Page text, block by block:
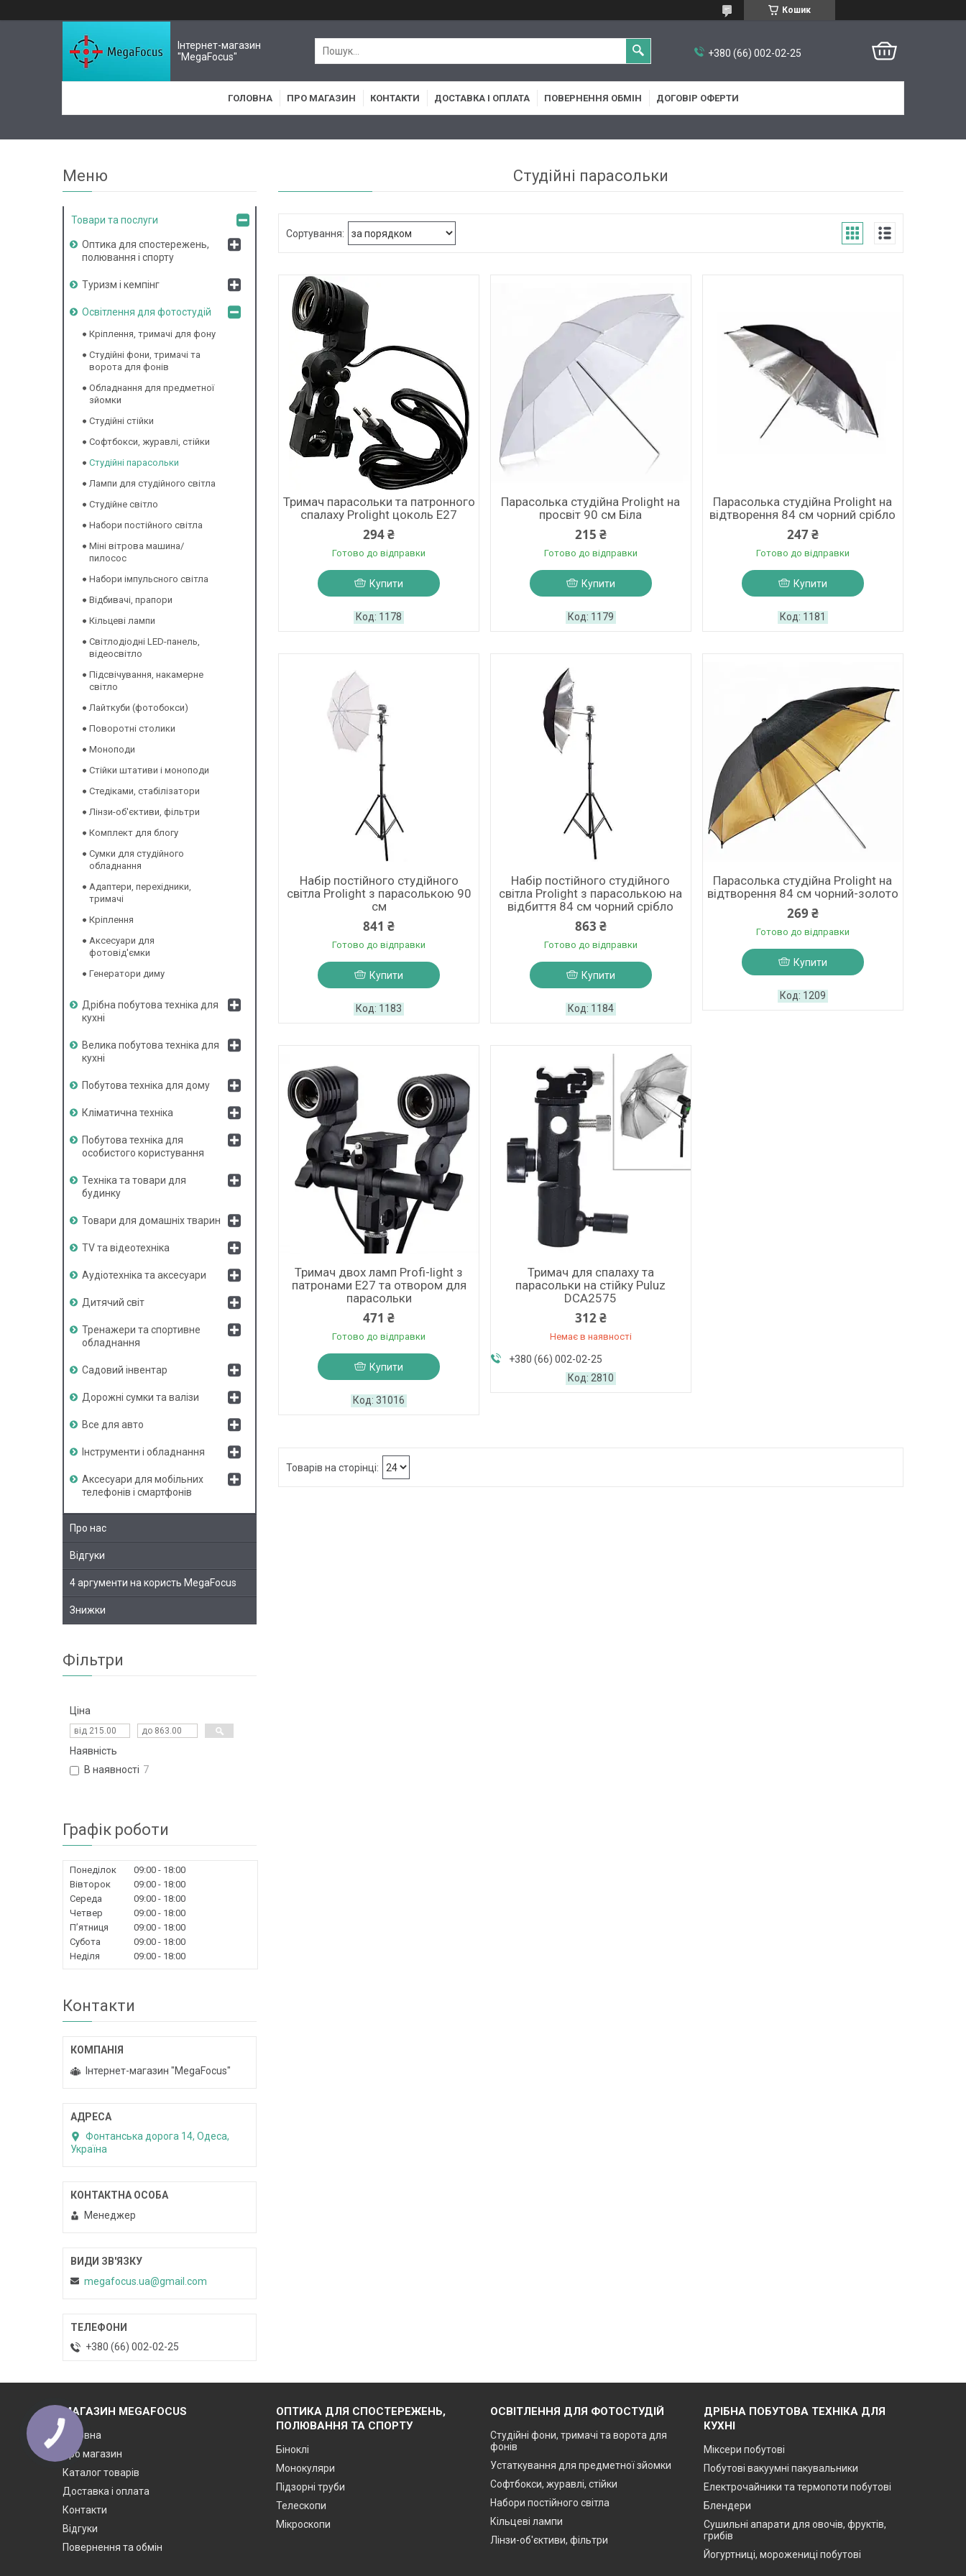
Кошик
Інтернет-магазин
"MegaFocus"
+380 (66) 002-02-25
ГОЛОВНА ПРО МАГАЗИН КОНТАКТИ ДОСТАВКА І ОПЛАТА ПОВЕРНЕННЯ ОБМІН ДОГОВІР ОФЕРТИ
Студійні парасольки
Тримач парасольки та патронного
спалаху Prolight цоколь Е27
294 ₴
Готово до відправки
Купити
1178
Парасолька студійна Prolight на
просвіт 90 см Біла
215 ₴
Готово до відправки
Купити
1179
Парасолька студійна Prolight на
відтворення 84 см чорний срібло
247 ₴
Готово до відправки
Купити
1181
Набір постійного студійного
світла Prolight з парасолькою 90
см
841 ₴
Готово до відправки
Купити
1183
Набір постійного студійного
світла Prolight з парасолькою на
відбиття 84 см чорний срібло
863 ₴
Готово до відправки
Купити
1184
Парасолька студійна Prolight на
відтворення 84 см чорний-золото
269 ₴
Готово до відправки
Купити
1209
Тримач двох ламп Profi-light з
патронами E27 та отвором для
парасольки
471 ₴
Готово до відправки
Купити
31016
Тримач для спалаху та
парасольки на стійку Puluz
DCA2575
312 ₴
Немає в наявності
+380 (66) 002-02-25
2810
Товари та послуги
Оптика для спостережень,
полювання і спорту
Туризм і кемпінг
Освітлення для фотостудій
Кріплення, тримачі для фону
Студійні фони, тримачі та
ворота для фонів
Обладнання для предметної
зйомки
Студійні стійки
Софтбокси, журавлі, стійки
Студійні парасольки
Лампи для студійного світла
Студійне світло
Набори постійного світла
Міні вітрова машина/
пилосос
Набори імпульсного світла
Відбивачі, прапори
Кільцеві лампи
Світлодіодні LED-панель,
відеосвітло
Підсвічування, накамерне
світло
Лайткуби (фотобокси)
Поворотні столики
Моноподи
Стійки штативи і моноподи
Стедіками, стабілізатори
Лінзи-об'єктиви, фільтри
Комплект для блогу
Сумки для студійного
обладнання
Адаптери, перехідники,
тримачі
Кріплення
Аксесуари для
фотовід'ємки
Генератори диму
Дрібна побутова техніка для
кухні
Велика побутова техніка для
кухні
Побутова техніка для дому
Кліматична техніка
Побутова техніка для
особистого користування
Техніка та товари для
будинку
Товари для домашніх тварин
TV та відеотехніка
Аудіотехніка та аксесуари
Дитячий світ
Тренажери та спортивне
обладнання
Садовий інвентар
Дорожні сумки та валізи
Все для авто
Інструменти і обладнання
Аксесуари для мобільних
телефонів і смартфонів
Про нас
Відгуки
4 аргументи на користь MegaFocus
Знижки
Фільтри
Ціна
Наявність
В наявності 7
Графік роботи
Понеділок 09:00
18:00
Вівторок
09:00
18:00
Середа
09:00
18:00
Четвер
09:00
18:00
Пʼятниця
09:00
18:00
Субота
09:00
18:00
Неділя
09:00 18:00
Контакти
Інтернет-магазин "MegaFocus"
Фонтанська дорога 14, Одеса,
Україна
Менеджер
megafocus.ua@gmail.com
+380 (66) 002-02-25
МАГАЗИН MEGAFOCUS
Головна
Про магазин
Каталог товарів
Доставка і оплата
Контакти
Відгуки
Повернення та обмін
ОПТИКА ДЛЯ СПОСТЕРЕЖЕНЬ,
ПОЛЮВАННЯ ТА СПОРТУ
Біноклі
Монокуляри
Підзорні труби
Телескопи
Мікроскопи
ОСВІТЛЕННЯ ДЛЯ ФОТОСТУДІЙ
Студійні фони, тримачі та ворота для
фонів
Устаткування для предметної зйомки
Софтбокси, журавлі, стійки
Набори постійного світла
Кільцеві лампи
Лінзи-об'єктиви, фільтри
ДРІБНА ПОБУТОВА ТЕХНІКА ДЛЯ
КУХНІ
Міксери побутові
Побутові вакуумні пакувальники
Електрочайники та термопоти побутові
Блендери
Сушильні апарати для овочів, фруктів,
грибів
Йогуртниці, морожениці побутові